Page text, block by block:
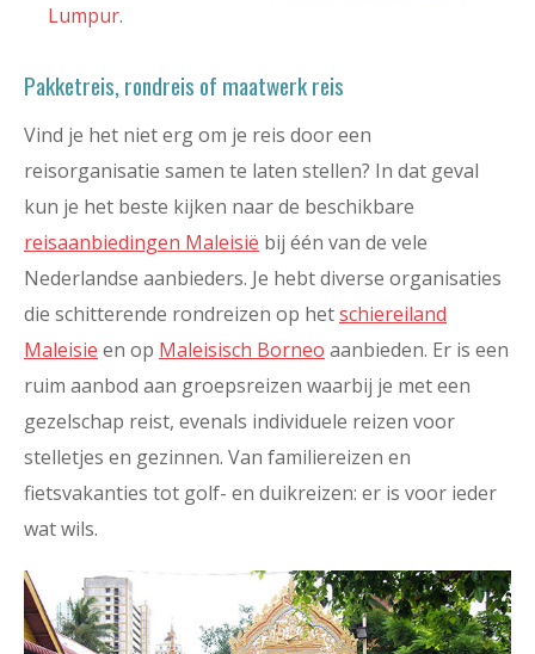
Lumpur.
Pakketreis, rondreis of maatwerk reis
Vind je het niet erg om je reis door een
reisorganisatie samen te laten stellen? In dat geval
kun je het beste kijken naar de beschikbare
reisaanbiedingen Maleisië bij één van de vele
Nederlandse aanbieders. Je hebt diverse organisaties
die schitterende rondreizen op hetschiereiland
Maleisie en op Maleisisch Borneo aanbieden. Er is een
ruim aanbod aan groepsreizen waarbij je met een
gezelschap reist, evenals individuele reizen voor
stelletjes en gezinnen. Van familiereizen en
fietsvakanties tot golf- en duikreizen: er is voor ieder
wat wils.